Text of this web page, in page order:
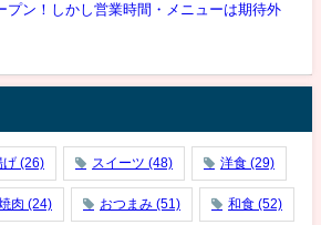
プン！しかし営業時間・メニューは期待外
げ (26) スイーツ (48) 洋食 (29)
肉 (24) おつまみ (51) 和食 (52)